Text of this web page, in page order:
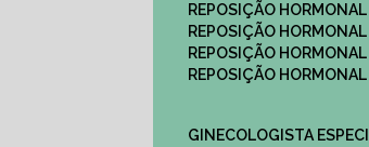
REPOSIÇÃO
REPOSIÇÃO
REPOSIÇÃO
REPOSIÇÃO
GINECOLOGISTA